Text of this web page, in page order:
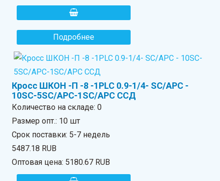
Подробнее
Кросс ШКОН -П -8 -1PLC 0.9-1/4- SC/APC -
10SC-5SC/APC-1SC/APC ССД
Количество на складе:0
Размер опт.: 10 шт
Срок поставки: 5-7 недель
5487.18 RUB
Оптовая цена: 5180.67 RUB